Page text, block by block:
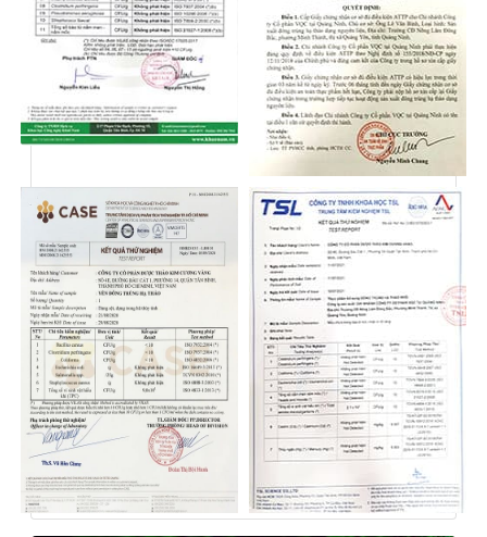
ĐIỂM ĐẶC BIỆT CỦA YẾN ĐÔNG TRÙNG HẠ
THẢO SAFFRON KCV
Với thành phần được tuyển chọn đặc biệt từ chất
lượng đến nguồn gốc xuất xứ, Yến Đông Trùng Hạ
Thảo Saffron KCV tự tin là sản phẩm chất lượng - an
toàn - uy tín trên thị trường hiện nay.
Yến Sào KCV chọn là loại yến chất lượng, không
chứa lẫn tạp chất, sợi dày, hương thơm nhẹ,...
Đông Trùng Hạ Thảo tinh hoa với hàm lượng hoạt
chất cao vượt trội trên thị trường, đạt chứng nhận ISO
22000
Saffron cao cấp được nhập khẩu chính ngạch từ Iran
Có hàm lượng dưỡng chất (Crocin) cao gấp đôi
saffron thông thường (> 270).
Sản xuất theo công nghệ tiệt trùng, không chất bảo
quản, không thành phần hóa học độc hại, rất an toàn